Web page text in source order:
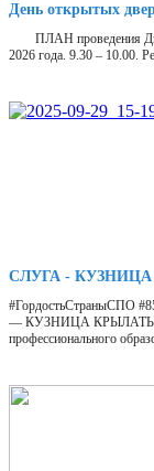
День открытых
ПЛАН проведения Дня
2026 года. 9.30 – 10.00.
СЛУГА -
#ГордостьСтраныСПО
— КУЗНИЦА КРЫЛАТЫХ
профессионального